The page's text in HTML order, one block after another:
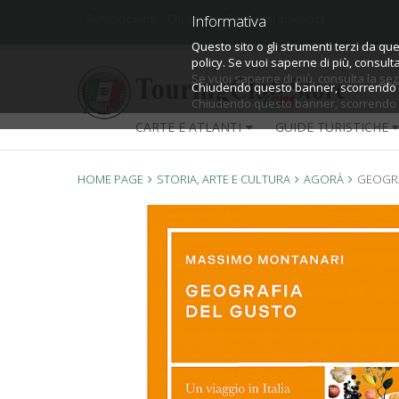
Informativa
Questo sito o gli strumenti terzi da
policy.
Se vuoi saperne di più, consulta la
Chiudendo questo banner,
Informativa
Questo sito o gli strumenti terzi da
policy. Se vuoi saperne di più,
Chiudendo questo banner,
Chi siamo Condizioni di vendita
CARTE E ATLANTI GUIDE TURISTICHE
HOME PAGE STORIA, ARTE E CULTURA AGORÀ